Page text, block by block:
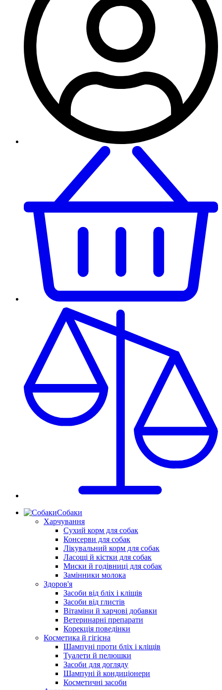
Собаки
Харчування
Сухий корм для собак
Консерви для собак
Лікувальний корм для собак
Ласощі й кістки для собак
Миски й годівниці для собак
Замінники молока
Здоров'я
Засоби від бліх і кліщів
Засоби від глистів
Вітаміни й харчові добавки
Ветеринарні препарати
Корекція поведінки
Косметика й гігієна
Шампуні проти бліх і кліщів
Туалети й пелюшки
Засоби для догляду
Шампуні й кондиціонери
Косметичні засоби